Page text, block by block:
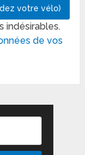
indésirables.
de vos